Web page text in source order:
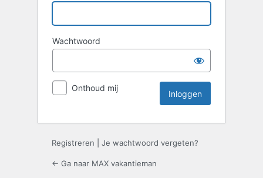
Wachtwoord
Onthoud mij
Registreren Je wachtwoord vergeten?
← Ga naar MAX vakantieman